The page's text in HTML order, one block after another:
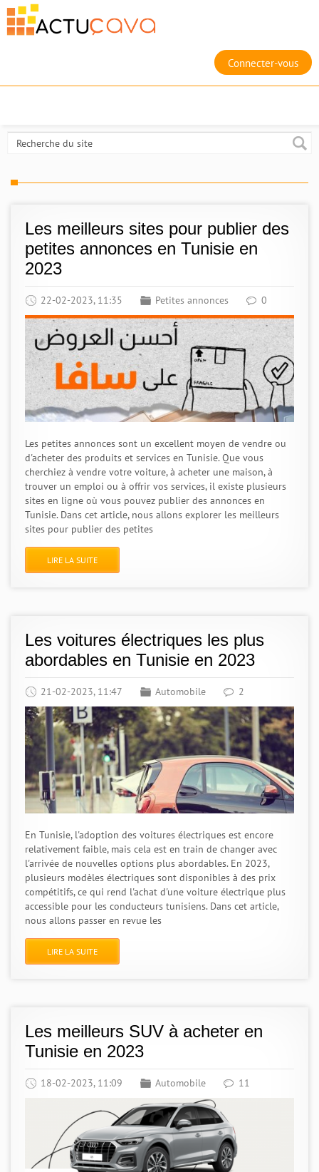
Connecter-vous
Les meilleurs sites pour publier des
petites annonces en Tunisie en
2023
22-02-2023, 11:35 Petites annonces 0
Les petites annonces sont un excellent moyen de vendre ou
d'acheter des produits et services en Tunisie. Que vous
cherchiez à vendre votre voiture, à acheter une maison, à
trouver un emploi ou à offrir vos services, il existe plusieurs
sites en ligne où vous pouvez publier des annonces en
Tunisie. Dans cet article, nous allons explorer les meilleurs
sites pour publier des petites
LIRE LA SUITE
Les voitures électriques les plus
abordables en Tunisie en 2023
21-02-2023, 11:47 Automobile 2
En Tunisie, l'adoption des voitures électriques est encore
relativement faible, mais cela est en train de changer avec
l'arrivée de nouvelles options plus abordables. En 2023,
plusieurs modèles électriques sont disponibles à des prix
compétitifs, ce qui rend l'achat d'une voiture électrique plus
accessible pour les conducteurs tunisiens. Dans cet article,
nous allons passer en revue les
LIRE LA SUITE
Les meilleurs SUV à acheter en
Tunisie en 2023
18-02-2023, 11:09 Automobile 11